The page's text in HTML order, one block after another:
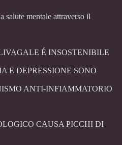
salute mentale attraverso il
É INSOSTENIBILE
E DEPRESSIONE SONO
ANTI-INFIAMMATORIO
CAUSA PICCHI DI